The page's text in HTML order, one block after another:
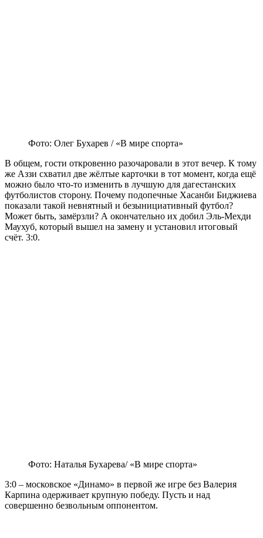
Фото: Олег Бухарев / «В мире спорта»
В общем, гости откровенно разочаровали в этот вечер. К тому
же Аззи схватил две жёлтые карточки в тот момент, когда ещё
можно было что-то изменить в лучшую для дагестанских
футболистов сторону. Почему подопечные Хасанби Биджиева
показали такой невнятный и безынициативный футбол?
Может быть, замёрзли? А окончательно их добил Эль-Мехди
Маухуб, который вышел на замену и установил итоговый
счёт. 3:0.
Фото: Наталья Бухарева/ «В мире спорта»
3:0 – московское «Динамо» в первой же игре без Валерия
Карпина одерживает крупную победу. Пусть и над
совершенно безвольным оппонентом.